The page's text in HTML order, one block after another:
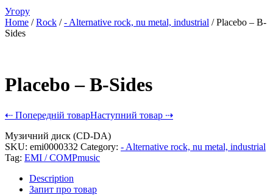
Угору
Home /Rock /- Alternative rock, nu metal, industrial / Placebo – B-
Sides
Placebo – B-Sides
⇠ Попередній товарНаступний товар ⇢
Музичний диск (CD-DA)
SKU: emi0000332 Category: - Alternative rock, nu metal, industrial
Tag: EMI / COMPmusic
Description
Запит про товар